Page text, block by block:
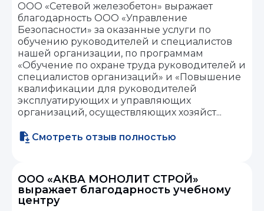
ООО «Сетевой железобетон» выражает
благодарность ООО «Управление
Безопасности» за оказанные услуги по
обучению руководителей и специалистов
нашей организации, по программам
«Обучение по охране труда руководителей и
специалистов организаций» и «Повышение
квалификации для руководителей
эксплуатирующих и управляющих
организаций, осуществляющих хозяйст...
Смотреть отзыв полностью
ООО «АКВА МОНОЛИТ СТРОЙ»
выражает благодарность учебному
центру